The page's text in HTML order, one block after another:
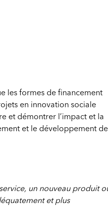
les formes de financement
en innovation sociale
et démontrer l’impact et la
et le développement
un nouveau produit
et plus